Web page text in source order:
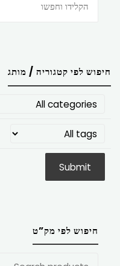
חיפוש לפי קטגוריה / מותג
חיפוש לפי מק”ט